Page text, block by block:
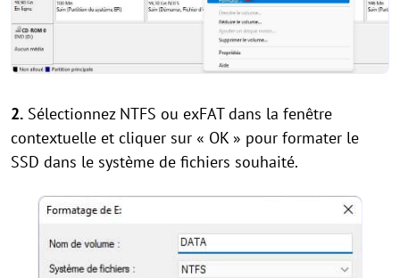
2. Sélectionnez NTFS ou exFAT dans la fenêtre
contextuelle et cliquer sur « OK » pour formater le
SSD dans le système de fichiers souhaité.